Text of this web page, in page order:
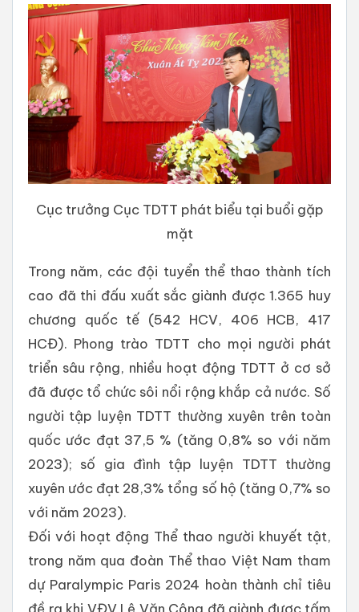
Cục trưởng Cục TDTT phát biểu tại buổi gặp
mặt
Trong năm, các đội tuyển thể thao thành tích
cao đã thi đấu xuất sắc giành được 1.365 huy
chương quốc tế (542 HCV, 406 HCB, 417
HCĐ). Phong trào TDTT cho mọi người phát
triển sâu rộng, nhiều hoạt động TDTT ở cơ sở
đã được tổ chức sôi nổi rộng khắp cả nước. Số
người tập luyện TDTT thường xuyên trên toàn
quốc ước đạt 37,5 % (tăng 0,8% so với năm
2023); số gia đình tập luyện TDTT thường
xuyên ước đạt 28,3% tổng số hộ (tăng 0,7% so
với năm 2023).
Đối với hoạt động Thể thao người khuyết tật,
trong năm qua đoàn Thể thao Việt Nam tham
dự Paralympic Paris 2024 hoàn thành chỉ tiêu
đề ra khi VĐV Lê Văn Công đã giành được tấm